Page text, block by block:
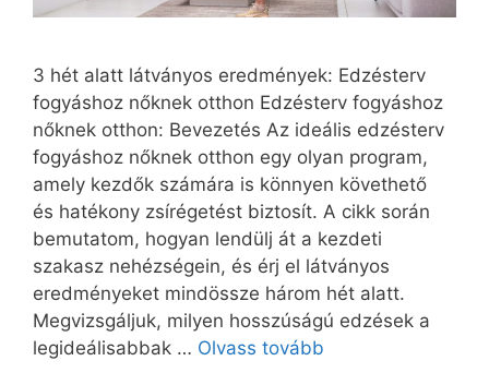
3 hét alatt látványos eredmények: Edzésterv
fogyáshoz nőknek otthon Edzésterv fogyáshoz
nőknek otthon: Bevezetés Az ideális edzésterv
fogyáshoz nőknek otthon egy olyan program,
amely kezdők számára is könnyen követhető
és hatékony zsírégetést biztosít. A cikk során
bemutatom, hogyan lendülj át a kezdeti
szakasz nehézségein, és érj el látványos
eredményeket mindössze három hét alatt.
Megvizsgáljuk, milyen hosszúságú edzések a
legideálisabbak … Olvass tovább